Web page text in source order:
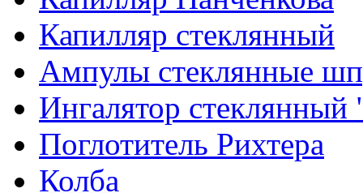
Капилляр стеклянный
Ампулы стеклянные
Ингалятор
Поглотитель Рихтера
Колба